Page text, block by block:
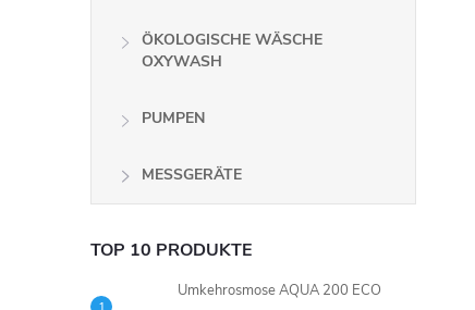
ÖKOLOGISCHE WÄSCHE
OXYWASH
PUMPEN
MESSGERÄTE
TOP 10 PRODUKTE
Umkehrosmose AQUA 200 ECO